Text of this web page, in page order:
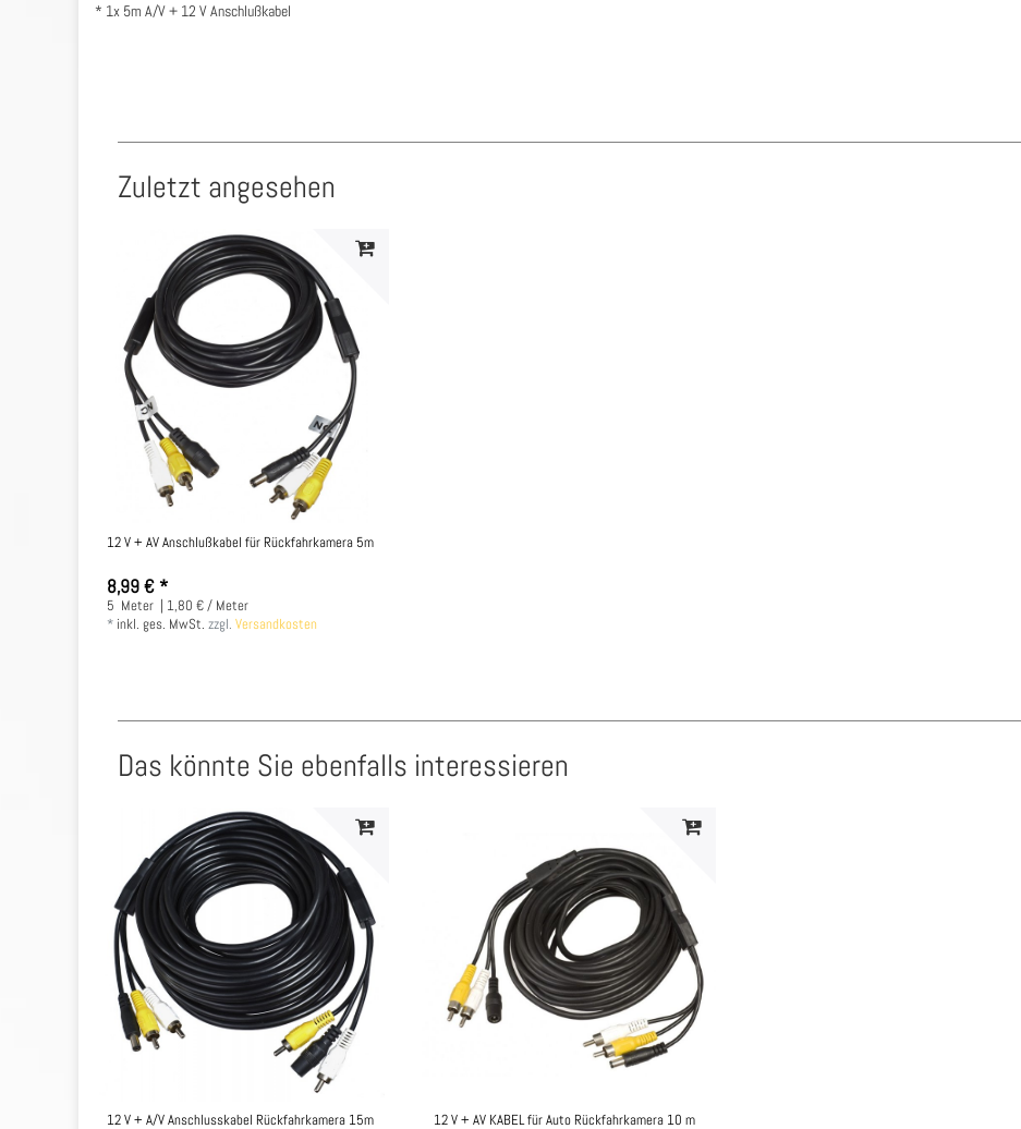
* 1x 5m A/V + 12 V Anschlußkabel
Zuletzt angesehen
12 V + AV Anschlußkabel für Rückfahrkamera 5m
8,99 € *
5 Meter | 1,80 € / Meter
* inkl. ges. MwSt. zzgl.Versandkosten
Das könnte Sie ebenfalls interessieren
12 V + A/V Anschlusskabel Rückfahrkamera 15m 12 V + AV KABEL für Auto Rückfahrkamera 10 m